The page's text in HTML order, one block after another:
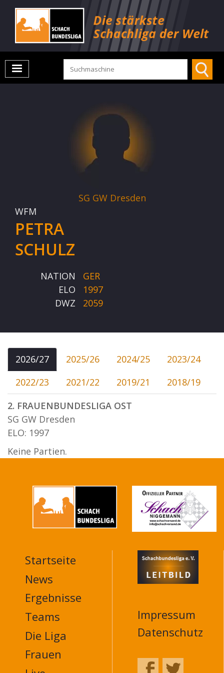
SG GW Dresden
WFM
PETRA
SCHULZ
NATION
GER
ELO
1997
DWZ
2059
2026/27 2025/26 2024/25
2023/24
2022/23
2021/22 2019/21
2018/19
2. FRAUENBUNDESLIGA OST
SG GW Dresden
ELO: 1997
Keine Partien.
MAIN
NAVIGATION
FOOTER
Startseite
News
Ergebnisse
Teams
Die Liga
Frauen
Impressum
Datenschutz